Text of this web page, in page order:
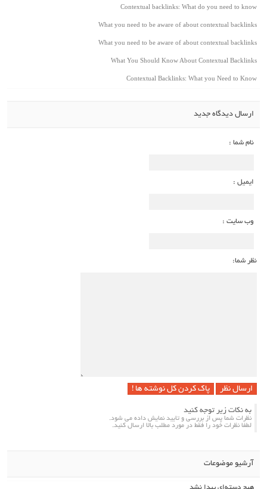
Contextual backlinks: What do you need to know
What you need to be aware of about contextual backlinks
What you need to be aware of about contextual backlinks
What You Should Know About Contextual Backlinks
Contextual Backlinks: What you Need to Know
ارسال دیدگاه جدید
نام شما :
ایمیل :
وب سایت :
نظر شما:
پاک کردن کل نوشته ها !
به نکات زیر توجه کنید
نظرات شما پس از بررسی و تایید نمایش داده می شود.
لطفا نظرات خود را فقط در مورد مطلب بالا ارسال کنید.
آرشیو موضوعات